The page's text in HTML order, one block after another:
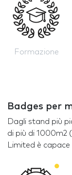
Formazione
Badges per
Dagli stand più
di più di 1000m2
Limited è